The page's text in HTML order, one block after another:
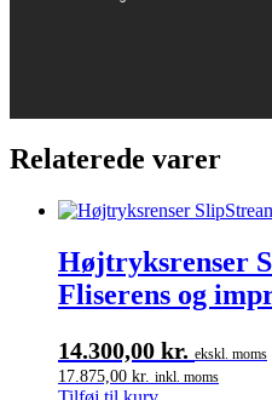
Relaterede varer
Højtryksrenser
Fliserens og
14.300,00 kr. ekskl. moms
17.875,00 kr. inkl. moms